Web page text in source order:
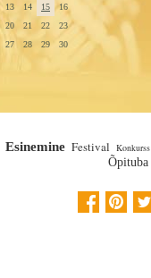
13 14 15
16
20 21 22
23
27 28 29
30
Esinemine Festival Konkurss
Õpituba